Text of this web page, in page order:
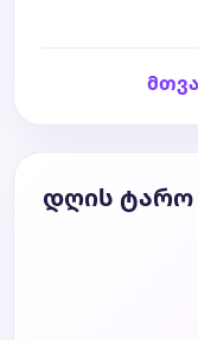
დღის ტარო